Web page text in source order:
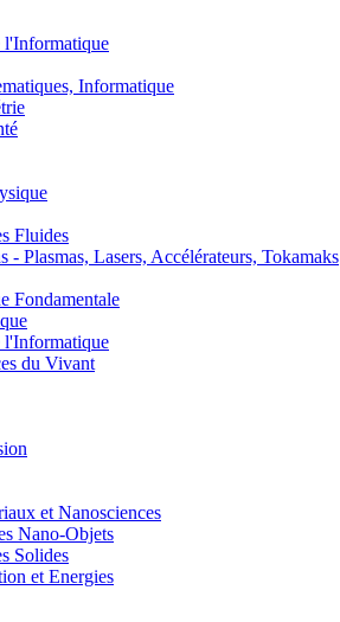
Informatique
Fluides
Lasers, Accélérateurs, Tokamaks
Fondamentale
du Vivant
et Nanosciences
Nano-Objets
Solides
et Energies